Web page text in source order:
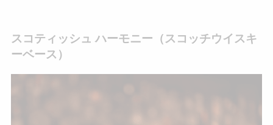
スコティッシュ ハーモニー（スコッチウイスキ
ーベース）